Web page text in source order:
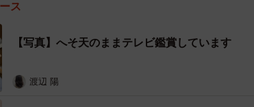
ス
【写真】へそ天のままテレビ鑑賞しています
渡辺 陽